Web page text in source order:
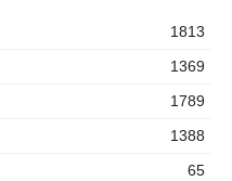
1813
1369
1789
1388
65